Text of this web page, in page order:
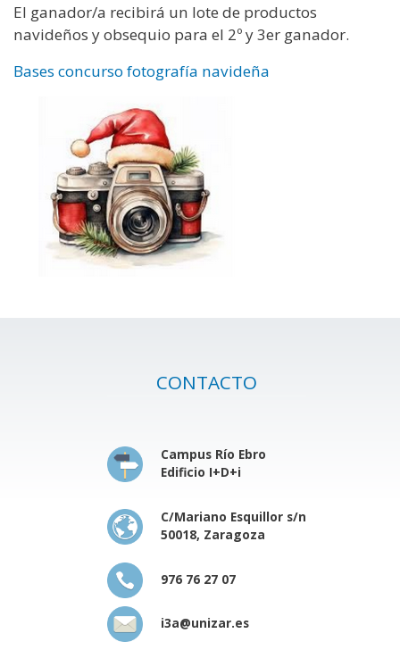
El ganador/a recibirá un lote de productos
navideños y obsequio para el 2º y 3er ganador.
Bases concurso fotografía navideña
CONTACTO
Campus Río Ebro
Edificio I+D+i
C/Mariano Esquillor s/n
50018, Zaragoza
976 76 27 07
i3a@unizar.es